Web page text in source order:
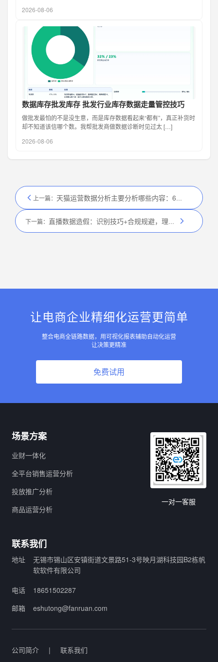
2026-08-06
数据库存批发库存 批发行业库存数据走量管控技巧
做批发最怕的不是没生意，而是库存数据看起来“都有”，真正补货时
却不知道该信哪个数。我帮批发商做数据诊断时见过太 […]
2026-08-06
上一篇： 天猫运营数据分析主要分析哪些内容：6大核心维度，全面解读
下一篇： 直播数据造假：识别技巧+合规规避，理性评估直播效果
让电商企业精细化运营更简单
整合电商全链路数据，用可视化报表辅助自动化运营
让决策更精准
免费试用
场景方案
业财一体化
全平台销售运营分析
投放推广分析
商品运营分析
一对一客服
联系我们
地址
无锡市锡山区安镇街道文景路51-3号映月湖科技园B2栋帆
软软件有限公司
电话
18651502287
邮箱
eshutong@fanruan.com
公司简介 | 联系我们